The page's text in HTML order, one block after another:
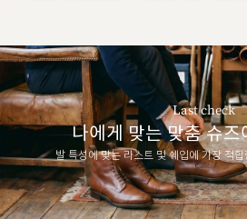
Last check
나에게 맞는 맞춤 슈즈
발 특성에 맞는 라스트 및 쉐입에 가장 적